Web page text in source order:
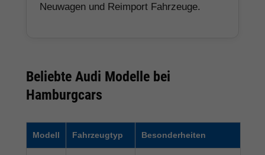
Neuwagen und Reimport Fahrzeuge.
Beliebte Audi Modelle bei
Hamburgcars
Modell Fahrzeugtyp Besonderheiten